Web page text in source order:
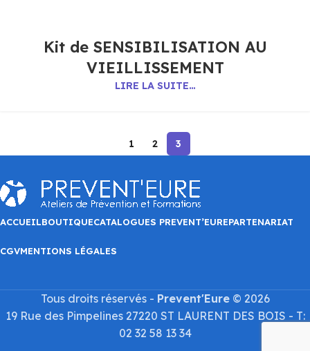
Kit de SENSIBILISATION AU
VIEILLISSEMENT
LIRE LA SUITE…
1 2 3
ACCUEILBOUTIQUECATALOGUES PREVENT’EUREPARTENARIAT
CGVMENTIONS LÉGALES
Tous droits réservés - Prevent'Eure© 2026
19 Rue des Pimpelines 27220 ST LAURENT DES BOIS - T:
02 32 58 13 34